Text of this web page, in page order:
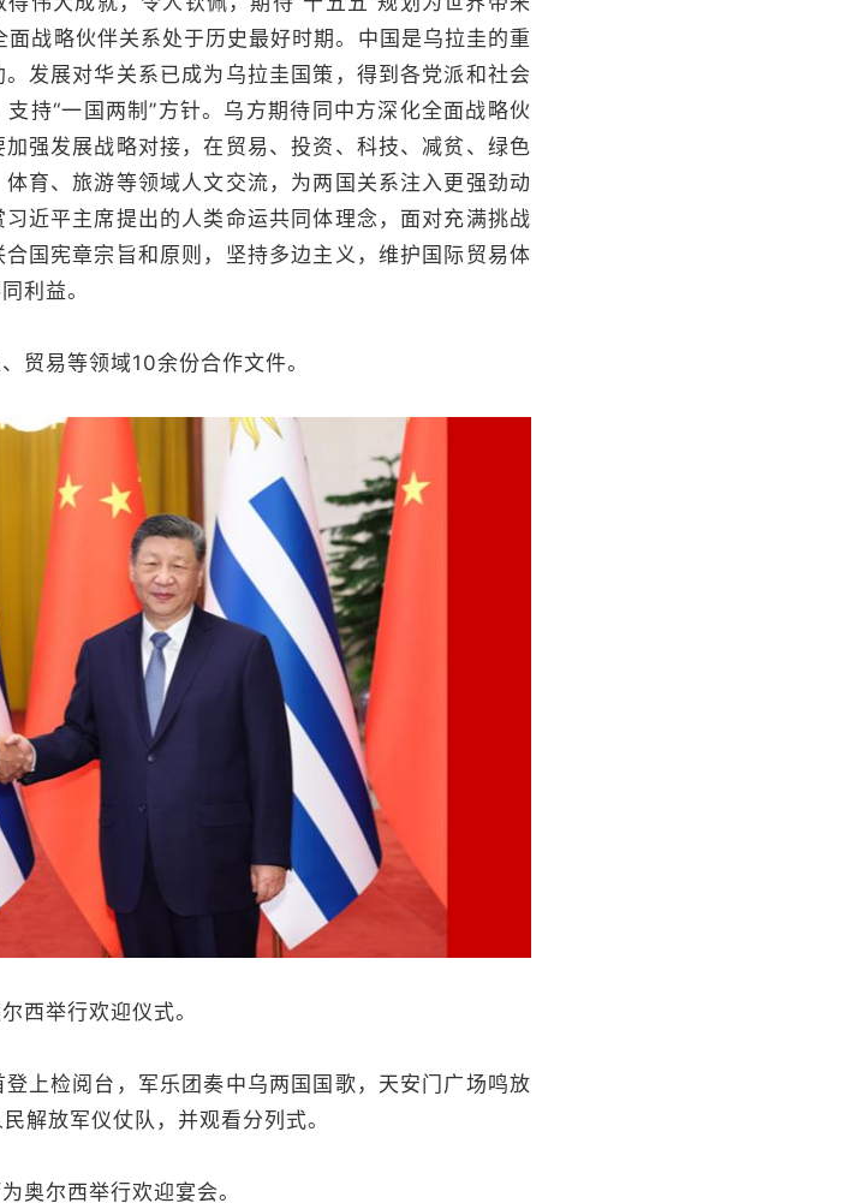
战略伙伴关系处于历史最好时期。中国是乌拉圭的重
发展对华关系已成为乌拉圭国策，得到各党派和社会
持“一国两制”方针。乌方期待同中方深化全面战略伙
强发展战略对接，在贸易、投资、科技、减贫、绿色
育、旅游等领域人文交流，为两国关系注入更强劲动
近平主席提出的人类命运共同体理念，面对充满挑战
国宪章宗旨和原则，坚持多边主义，维护国际贸易体
利益。
易等领域10余份合作文件。
举行欢迎仪式。
检阅台，军乐团奏中乌两国国歌，天安门广场鸣放
解放军仪仗队，并观看分列式。
尔西举行欢迎宴会。